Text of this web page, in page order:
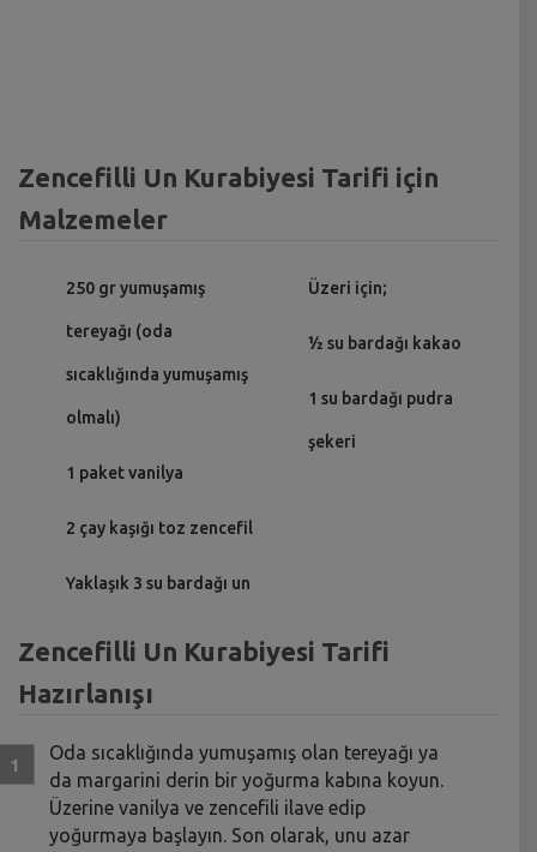
Zencefilli Un Kurabiyesi Tarifi için
Malzemeler
250 gr yumuşamış
tereyağı (oda
sıcaklığında yumuşamış
olmalı)
1 paket vanilya
2 çay kaşığı toz zencefil
Yaklaşık 3 su bardağı un
Üzeri için;
½ su bardağı kakao
1 su bardağı pudra
şekeri
Zencefilli Un Kurabiyesi Tarifi
Hazırlanışı
Oda sıcaklığında yumuşamış olan tereyağı ya
da margarini derin bir yoğurma kabına koyun.
Üzerine vanilya ve zencefili ilave edip
yoğurmaya başlayın. Son olarak, unu azar